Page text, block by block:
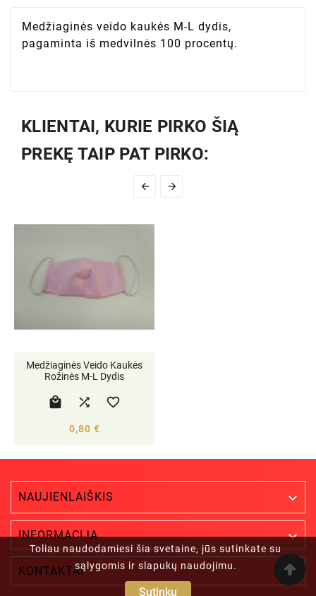
Toliau naudodamiesi šia svetaine, jūs sutinkate su
sąlygomis ir slapukų naudojimu.
Sutinku
Medžiaginės veido kaukės M-L dydis,
pagaminta iš medvilnės 100 procentų.
KLIENTAI, KURIE PIRKO ŠIĄ
PREKĘ TAIP PAT PIRKO:
 
Medžiaginės Veido Kaukės
Rožinės M-L Dydis
  
0,80 €
NAUJIENLAIŠKIS 
INFORMACIJA 
KONTAKTAI 